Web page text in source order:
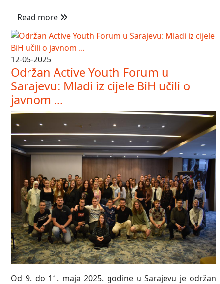
Read more
12-05-2025
Održan Active Youth Forum u
Sarajevu: Mladi iz cijele BiH učili o
javnom ...
Od 9. do 11. maja 2025. godine u Sarajevu je održan